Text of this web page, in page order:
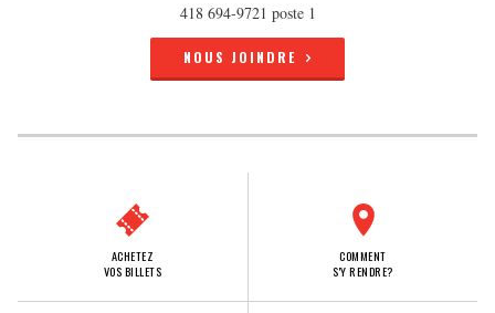
418 694-9721 poste 1
NOUS JOINDRE
ACHETEZ
VOS BILLETS
COMMENT
S'Y RENDRE?